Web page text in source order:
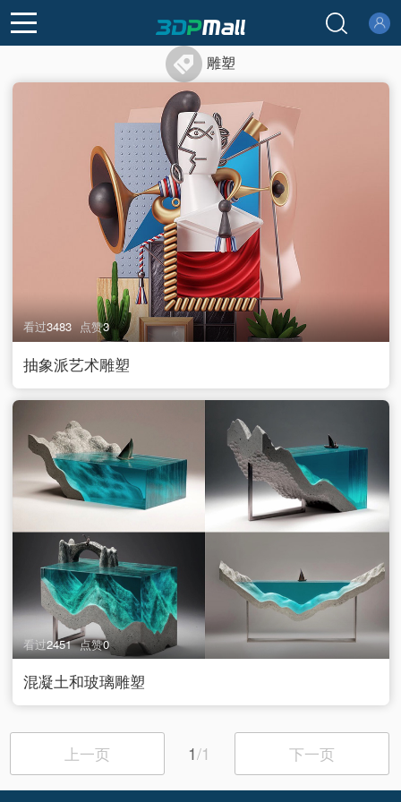
登录 注册
雕塑
看过3483 点赞3
抽象派艺术雕塑
看过2451 点赞0
混凝土和玻璃雕塑
上一页 1/1 下一页